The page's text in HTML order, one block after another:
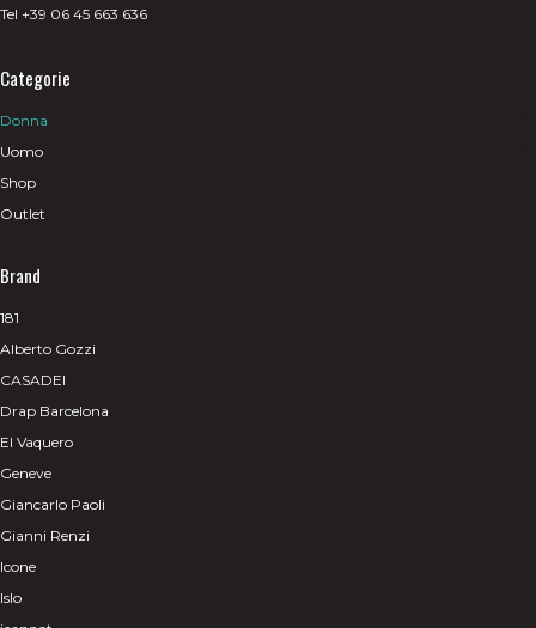
Tel +39 06 45 663 636
Categorie
Donna
Uomo
Shop
Outlet
Brand
181
Alberto Gozzi
CASADEI
Drap Barcelona
El Vaquero
Geneve
Giancarlo Paoli
Gianni Renzi
Icone
Islo